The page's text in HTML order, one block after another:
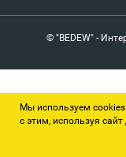
© "BEDEW" -
Мы используем
с этим, используя сайт